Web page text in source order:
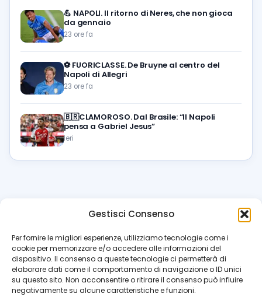
Gestisci Consenso
Per fornire le migliori esperienze, utilizziamo tecnologie come i
cookie per memorizzare e/o accedere alle informazioni del
dispositivo. Il consenso a queste tecnologie ci permetterà di
elaborare dati come il comportamento di navigazione o ID unici
su questo sito. Non acconsentire o ritirare il consenso può influire
negativamente su alcune caratteristiche e funzioni.
💪 NAPOLI. Il ritorno di Neres, che non gioca
da gennaio
23 ore fa
⚽️ FUORICLASSE. De Bruyne al centro del
Napoli di Allegri
23 ore fa
🇧🇷CLAMOROSO. Dal Brasile: “Il Napoli
pensa a Gabriel Jesus”
Ieri
azzurrissimo.it
Il blog di riferimento per i tifosi del Napoli. News, interviste,
pagelle e calciomercato. Testata giornalistica registrata
al Tribunale di Napoli (n. 48 dell’08/10/2012). Direttore Luca
Perillo